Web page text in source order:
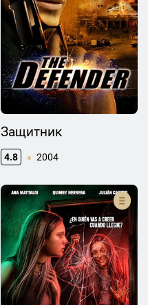
Защитник
4.8 2004